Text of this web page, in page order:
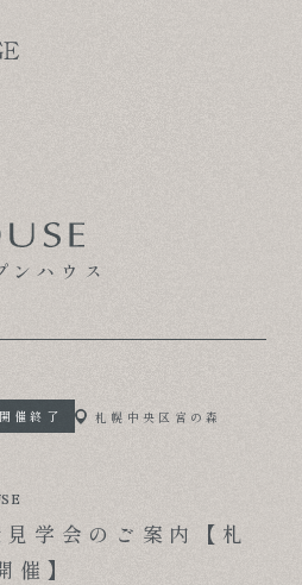
ハウス
開催終了 札幌中央区宮の森
学会のご案内【札
催】